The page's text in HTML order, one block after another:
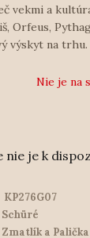
vekmi a
Orfeus,
výskyt na trhu.
Nie je na
nie je k
KP276G07
Zmatlík a